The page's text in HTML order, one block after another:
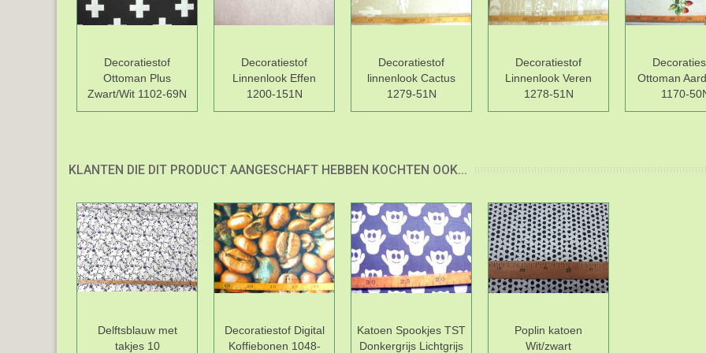
Decoratiestof
Ottoman Plus
Zwart/Wit 1102-69N
Decoratiestof
Linnenlook Effen
1200-151N
Decoratiestof
linnenlook Cactus
1279-51N
Decoratiestof
Linnenlook Veren
1278-51N
Ottoman
1170-
KLANTEN DIE DIT PRODUCT AANGESCHAFT HEBBEN KOCHTEN OOK...
Delftsblauw met
takjes 10
Decoratiestof Digital
Koffiebonen 1048-
Katoen Spookjes TST
Donkergrijs Lichtgrijs
Poplin katoen
Wit/zwart